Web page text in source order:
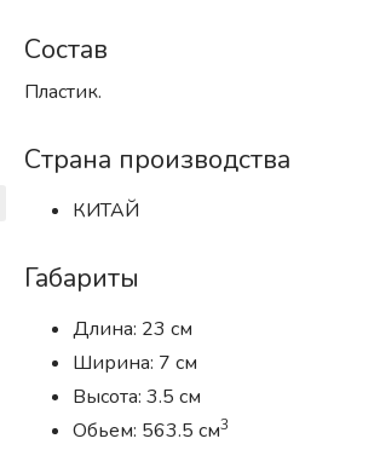
Состав
Пластик.
Страна производства
КИТАЙ
Габариты
Длина: 23 см
Ширина: 7 см
Высота: 3.5 см
Обьем: 563.5 см3